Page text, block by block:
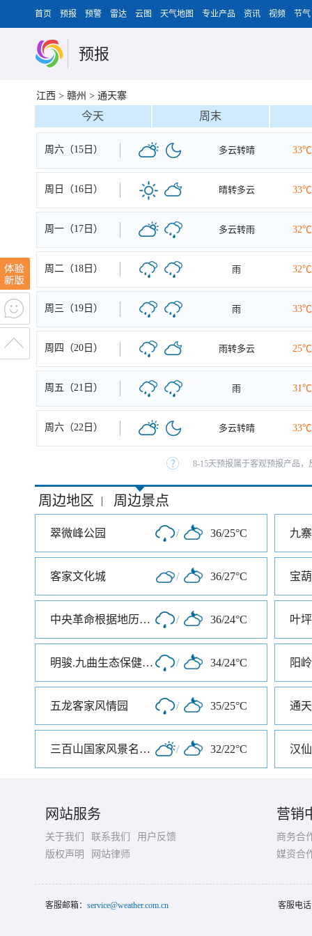
首页 预报 预警 雷达 云图 天气地图 专业产品 资讯 视频 节气
预报
江西 > 赣州 > 通天寨
今天 周末
周六（15日） 多云转晴 33℃
周日（16日） 晴转多云 33℃
周一（17日） 多云转雨 32℃
周二（18日） 雨 32℃
周三（19日） 雨 33℃
周四（20日） 雨转多云 25℃
周五（21日） 雨 31℃
周六（22日） 多云转晴 33℃
8-15天预报属于客观预报产品
周边地区 | 周边景点
翠微峰公园 / 36/25°C 九
客家文化城 / 36/27°C 宝
中央革命根据地历史博物馆 / 36/24°C 叶
明骏.九曲生态保健旅游度假村 / 34/24°C 阳
五龙客家风情园 / 35/25°C 通
三百山国家风景名胜区 / 32/22°C 汉
网站服务
关于我们 联系我们
用户反馈
版权声明
网站律师
营销
商务合
媒资合
客服邮箱： service@weather.com.cn 客服电